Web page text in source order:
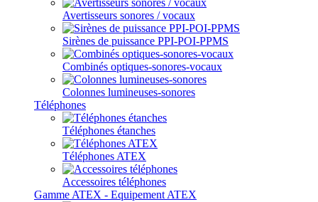
Avertisseurs sonores / vocaux
Sirènes de puissance PPI-POI-PPMS
Combinés optiques-sonores-vocaux
Colonnes lumineuses-sonores
Téléphones
Téléphones étanches
Téléphones ATEX
Accessoires téléphones
Gamme ATEX - Equipement ATEX